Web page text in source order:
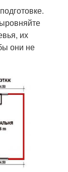
их
они не